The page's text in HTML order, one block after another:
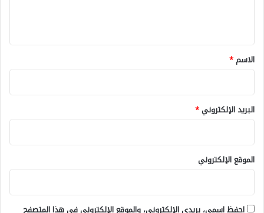
*
الاسم*
البريد الإلكتروني*
الموقع الإلكتروني
احفظ اسمي، بريدي الإلكتروني، والموقع الإلكتروني في هذا المتصفح